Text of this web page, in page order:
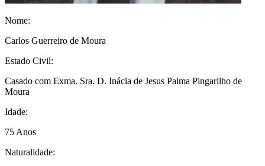
Nome:
Carlos Guerreiro de Moura
Estado Civil:
Casado com Exma. Sra. D. Inácia de Jesus Palma Pingarilho de
Moura
Idade:
75 Anos
Naturalidade: